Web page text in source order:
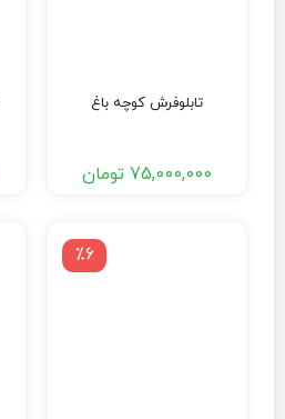
تابلوفرش کوچه باغ
75,000,000 تومان
٪6